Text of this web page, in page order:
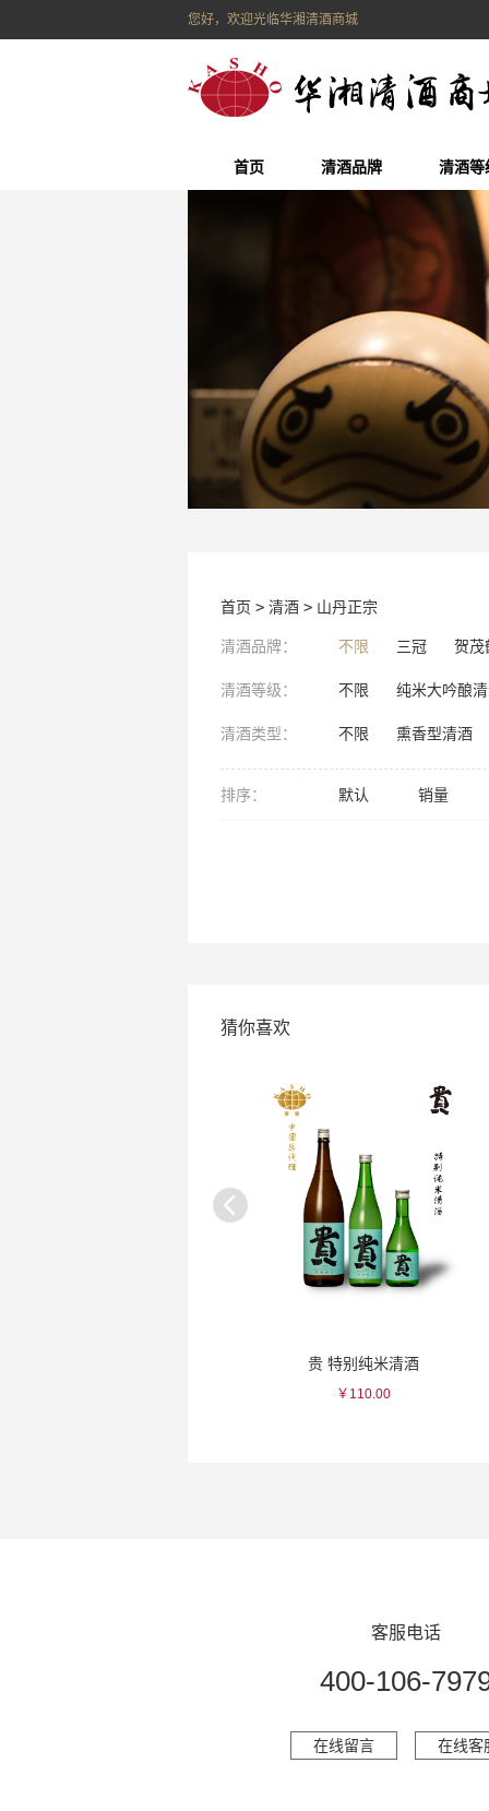
您好，欢迎光临华湘清酒商城
首页 清酒品牌 清酒等
首页 > 清酒 > 山丹正宗
清酒品牌： 不限 三冠 贺茂
清酒等级： 不限 纯米大吟酿
清酒类型： 不限 熏香型清酒
排序： 默认 销量
猜你喜欢
贵 特别纯米清酒
￥110.00
客服电话
400-106-
在线留言 在线客